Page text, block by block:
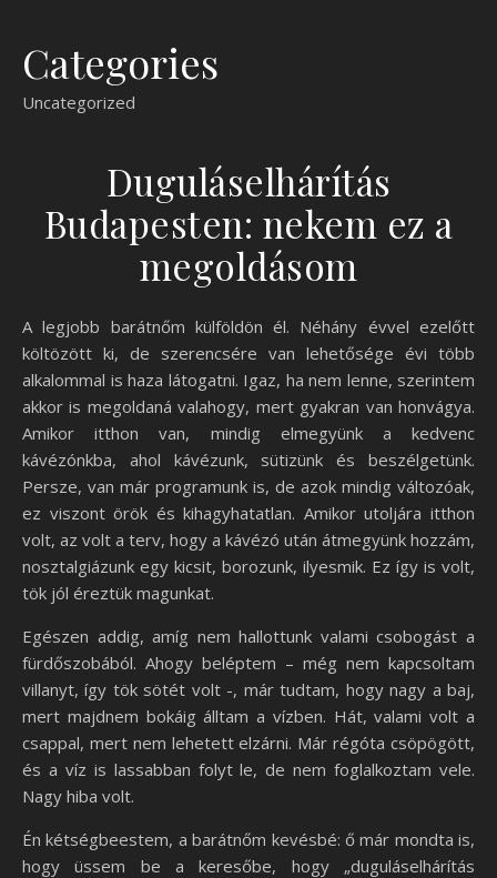
Categories
Uncategorized
Duguláselhárítás
Budapesten: nekem ez a
megoldásom
A legjobb barátnőm külföldön él. Néhány évvel ezelőtt
költözött ki, de szerencsére van lehetősége évi több
alkalommal is haza látogatni. Igaz, ha nem lenne, szerintem
akkor is megoldaná valahogy, mert gyakran van honvágya.
Amikor itthon van, mindig elmegyünk a kedvenc
kávézónkba, ahol kávézunk, sütizünk és beszélgetünk.
Persze, van már programunk is, de azok mindig változóak,
ez viszont örök és kihagyhatatlan. Amikor utoljára itthon
volt, az volt a terv, hogy a kávézó után átmegyünk hozzám,
nosztalgiázunk egy kicsit, borozunk, ilyesmik. Ez így is volt,
tök jól éreztük magunkat.
Egészen addig, amíg nem hallottunk valami csobogást a
fürdőszobából. Ahogy beléptem – még nem kapcsoltam
villanyt, így tök sötét volt -, már tudtam, hogy nagy a baj,
mert majdnem bokáig álltam a vízben. Hát, valami volt a
csappal, mert nem lehetett elzárni. Már régóta csöpögött,
és a víz is lassabban folyt le, de nem foglalkoztam vele.
Nagy hiba volt.
Én kétségbeestem, a barátnőm kevésbé: ő már mondta is,
hogy üssem be a keresőbe, hogy „duguláselhárítás